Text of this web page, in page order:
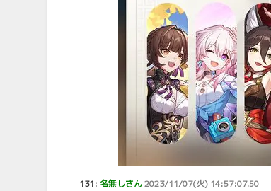
131:名無しさん2023/11/07(火) 14:57:07.50